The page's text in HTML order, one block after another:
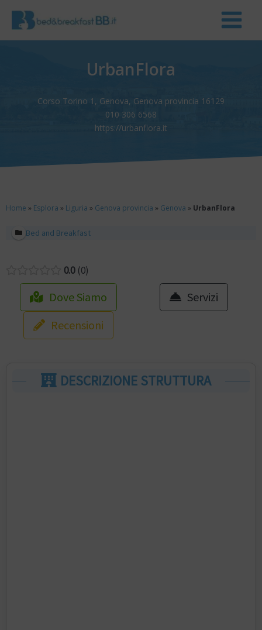
UrbanFlora
Corso Torino 1, Genova, Genova provincia 16129
010 306 6568
https://urbanflora.it
Home » Esplora » Liguria » Genova provincia » Genova » UrbanFlora
Bed and Breakfast
0.0 0
Dove Siamo
Servizi
Recensioni
DESCRIZIONE STRUTTURA